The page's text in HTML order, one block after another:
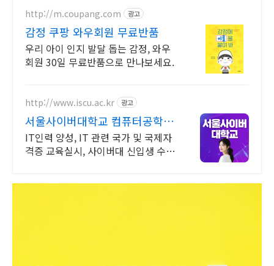
http://m.coupang.com 광고
감정 쿠팡 와우회원 무료반품
우리 아이 인지 발달 돕는 감정, 와우
회원 30일 무료반품으로 만나보세요.
http://www.iscu.ac.kr 광고
서울사이버대학교 컴퓨터공학과
2026 가을학기 신편입생
IT인력 양성, IT 관련 국가 및 국제자
격증 교육실시, 사이버대 신입생 수 1